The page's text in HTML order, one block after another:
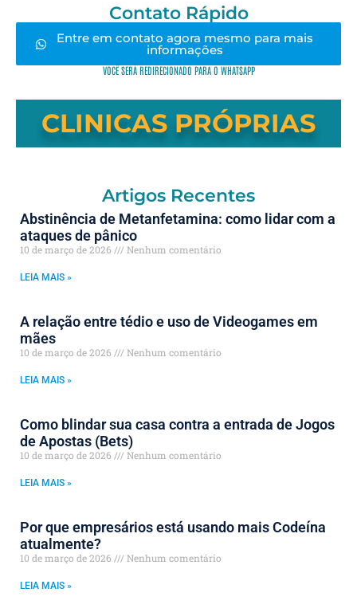
Contato Rápido
Entre em contato agora mesmo para mais
informações
VOCÊ SERÁ REDIRECIONADO PARA O WHATSAPP
CLINICAS PRÓPRIAS
Artigos Recentes
Abstinência de Metanfetamina: como lidar com a
ataques de pânico
10 de março de 2026 Nenhum comentário
LEIA MAIS »
A relação entre tédio e uso de Videogames em
mães
10 de março de 2026 Nenhum comentário
LEIA MAIS »
Como blindar sua casa contra a entrada de Jogos
de Apostas (Bets)
10 de março de 2026 Nenhum comentário
LEIA MAIS »
Por que empresários está usando mais Codeína
atualmente?
10 de março de 2026 Nenhum comentário
LEIA MAIS »